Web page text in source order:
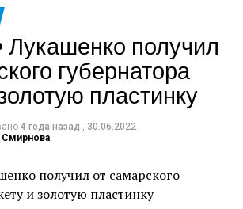
Первую мировую войну,
Отечественную войну. Своим
правдивые и увлекательные
и были использованы в качестве
книги. Автором-
стала Галина
Лукашенко получил
губернатора
пластинку
4 года назад , 30.06.2022
Смирнова